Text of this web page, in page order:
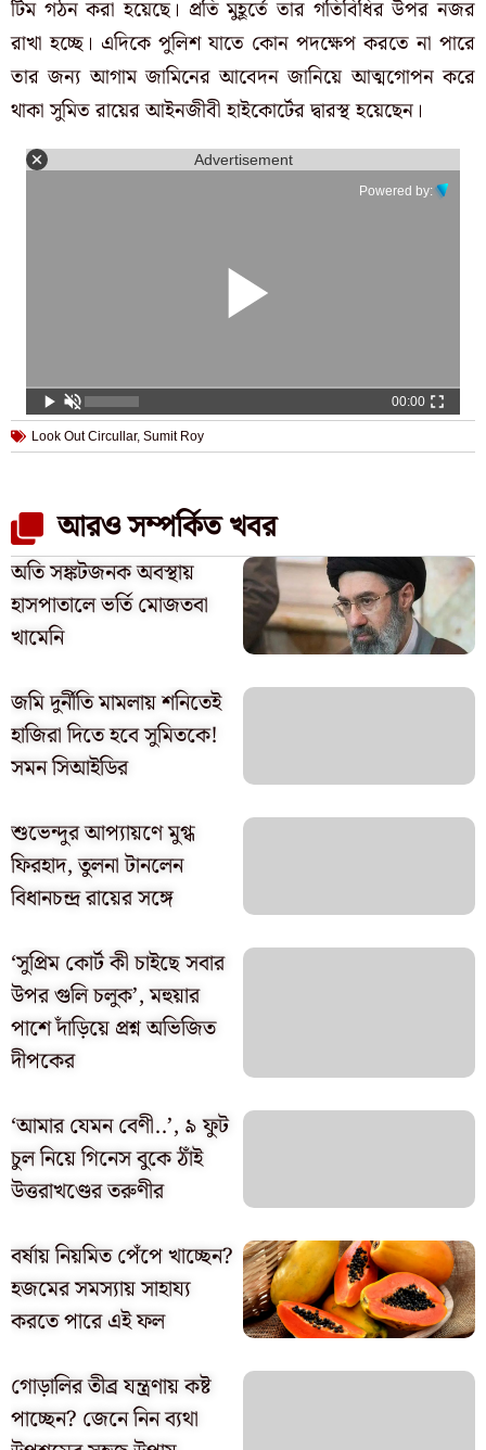
টিম গঠন করা হয়েছে। প্রতি মুহূর্তে তার গতিবিধির উপর নজর
রাখা হচ্ছে। এদিকে পুলিশ যাতে কোন পদক্ষেপ করতে না পারে
তার জন্য আগাম জামিনের আবেদন জানিয়ে আত্মগোপন করে
থাকা সুমিত রায়ের আইনজীবী হাইকোর্টের দ্বারস্থ হয়েছেন।
Advertisement
Powered by:
00:00
Look Out Circullar, Sumit Roy
আরও সম্পর্কিত খবর
অতি সঙ্কটজনক অবস্থায়
হাসপাতালে ভর্তি মোজতবা
খামেনি
জমি দুর্নীতি মামলায় শনিতেই
হাজিরা দিতে হবে সুমিতকে!
সমন সিআইডির
শুভেন্দুর আপ্যায়ণে মুগ্ধ
ফিরহাদ, তুলনা টানলেন
বিধানচন্দ্র রায়ের সঙ্গে
‘সুপ্রিম কোর্ট কী চাইছে সবার
উপর গুলি চলুক’, মহুয়ার
পাশে দাঁড়িয়ে প্রশ্ন অভিজিত
দীপকের
‘আমার যেমন বেণী..’, ৯ ফুট
চুল নিয়ে গিনেস বুকে ঠাঁই
উত্তরাখণ্ডের তরুণীর
বর্ষায় নিয়মিত পেঁপে খাচ্ছেন?
হজমের সমস্যায় সাহায্য
করতে পারে এই ফল
গোড়ালির তীব্র যন্ত্রণায় কষ্ট
পাচ্ছেন? জেনে নিন ব্যথা